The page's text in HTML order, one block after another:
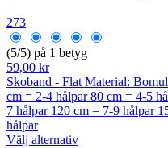
273
(5/5) på 1 betyg
59,00 kr
Skoband - Flat Material:
cm = 2-4 hålpar 80 cm = 4-5
7 hålpar 120 cm = 7-9 hålpar
hålpar
Välj alternativ